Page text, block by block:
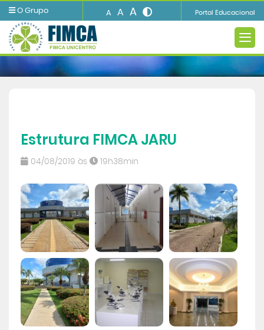
O Grupo A A A Portal Educacional
Cursos deGraduação
Informações e Serviços
Biblioteca
Imprensa
Central de Atendimento
Estrutura FIMCA JARU
04/08/2019 às 19h38min